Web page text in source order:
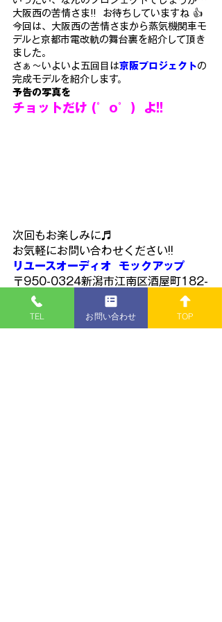
大阪西の苦情さま!!  お待ちしていますね 👍
今回は、大阪西の苦情さまから蒸気機関車モ
デルと京都市電改軌の舞台裏を紹介して頂き
ました。
さぁ～いよいよ五回目は京阪プロジェクトの
完成モデルを紹介します。
予告の写真を
チョットだけ (゜o゜)  よ!!
次回もお楽しみに♬
お気軽にお問い合わせください!!
リユースオーディオ  モックアップ
〒950-0324新潟市江南区酒屋町182-
TEL:025-385-6602
■営業時間　10：00～18：00
TEL お問い合わせ TOP